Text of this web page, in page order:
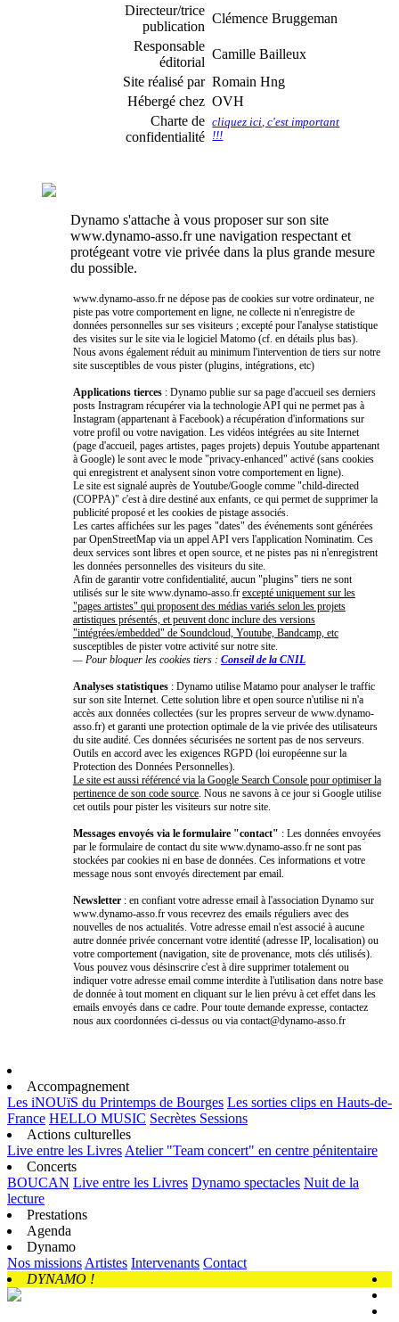
Directeur/trice
publication
Clémence Bruggeman
Responsable
éditorial
Camille Bailleux
Site réalisé par Romain Hng
Hébergé chez OVH
Charte de
confidentialité
cliquez ici, c'est important
!!!
Dynamo s'attache à vous proposer sur son site
www.dynamo-asso.fr une navigation respectant et
protégeant votre vie privée dans la plus grande mesure
du possible.
www.dynamo-asso.fr ne dépose pas de cookies sur votre ordinateur, ne
piste pas votre comportement en ligne, ne collecte ni n'enregistre de
données personnelles sur ses visiteurs ; excepté pour l'analyse statistique
des visites sur le site via le logiciel Matomo (cf. en détails plus bas).
Nous avons également réduit au minimum l'intervention de tiers sur notre
site susceptibles de vous pister (plugins, intégrations, etc)
Applications tierces : Dynamo publie sur sa page d'accueil ses derniers
posts Instragram récupérer via la technologie API qui ne permet pas à
Instagram (appartenant à Facebook) a récupération d'informations sur
votre profil ou votre navigation. Les vidéos intégrées au site Internet
(page d'accueil, pages artistes, pages projets) depuis Youtube appartenant
à Google) le sont avec le mode "privacy-enhanced" activé (sans cookies
qui enregistrent et analysent sinon votre comportement en ligne).
Le site est signalé auprès de Youtube/Google comme "child-directed
(COPPA)" c'est à dire destiné aux enfants, ce qui permet de supprimer la
publicité proposé et les cookies de pistage associés.
Les cartes affichées sur les pages "dates" des événements sont générées
par OpenStreetMap via un appel API vers l'application Nominatim. Ces
deux services sont libres et open source, et ne pistes pas ni n'enregistrent
les données personnelles des visiteurs du site.
Afin de garantir votre confidentialité, aucun "plugins" tiers ne sont
utilisés sur le site www.dynamo-asso.fr excepté uniquement sur les
"pages artistes" qui proposent des médias variés selon les projets
artistiques présentés, et peuvent donc inclure des versions
"intégrées/embedded" de Soundcloud, Youtube, Bandcamp, etc
susceptibles de pister votre activité sur notre site.
— Pour bloquer les cookies tiers : Conseil de la CNIL
Analyses statistiques : Dynamo utilise Matamo pour analyser le traffic
sur son site Internet. Cette solution libre et open source n'utilise ni n'a
accès aux données collectées (sur les propres serveur de www.dynamo-
asso.fr) et garanti une protection optimale de la vie privée des utilisateurs
du site audité. Ces données sécurisées ne sortent pas de nos serveurs.
Outils en accord avec les exigences RGPD (loi européenne sur la
Protection des Données Personnelles).
Le site est aussi référencé via la Google Search Console pour optimiser la
pertinence de son code source. Nous ne savons à ce jour si Google utilise
cet outils pour pister les visiteurs sur notre site.
Messages envoyés via le formulaire "contact" : Les données envoyées
par le formulaire de contact du site www.dynamo-asso.fr ne sont pas
stockées par cookies ni en base de données. Ces informations et votre
message nous sont envoyés directement par email.
Newsletter : en confiant votre adresse email à l'association Dynamo sur
www.dynamo-asso.fr vous recevrez des emails réguliers avec des
nouvelles de nos actualités. Votre adresse email n'est associé à aucune
autre donnée privée concernant votre identité (adresse IP, localisation) ou
votre comportement (navigation, site de provenance, mots clés utilisés).
Vous pouvez vous désinscrire c'est à dire supprimer totalement ou
indiquer votre adresse email comme interdite à l'utilisation dans notre base
de donnée à tout moment en cliquant sur le lien prévu à cet effet dans les
emails envoyés dans ce cadre. Pour toute demande expresse, contactez
nous aux coordonnées ci-dessus ou via contact@dynamo-asso.fr
Accompagnement
Les iNOUïS du Printemps de Bourges Les sorties clips en Hauts-de-
France HELLO MUSIC Secrètes Sessions
Actions culturelles
Live entre les Livres Atelier "Team concert" en centre pénitentaire
Concerts
BOUCAN Live entre les Livres Dynamo spectacles Nuit de la
lecture
Prestations
Agenda
Dynamo
Nos missions Artistes Intervenants Contact
DYNAMO !